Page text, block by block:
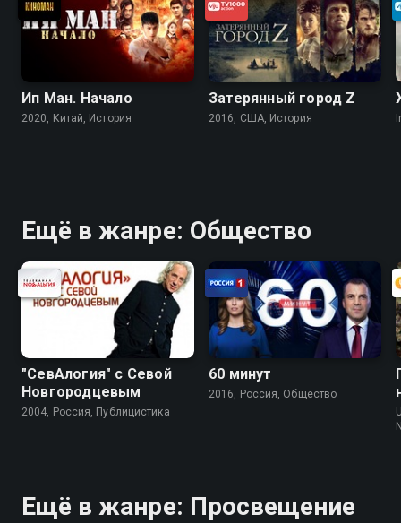
Ип Ман. Начало
2020, Китай, История
Затерянный город Z
2016, США, История
Ещё в жанре: Общество
"СевАлогия" с Севой
Новгородцевым
2004, Россия, Публицистика
60 минут
2016, Россия, Общество
Ещё в жанре: Просвещение